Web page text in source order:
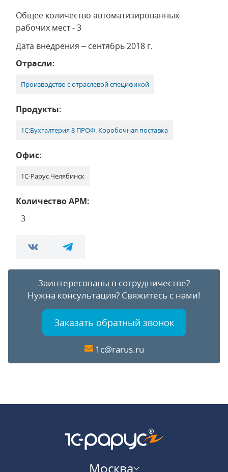
Общее количество автоматизированных
рабочих мест - 3
Дата внедрения – сентябрь 2018 г.
Отрасли:
Производство с отраслевой спецификой
Продукты:
1С:Бухгалтерия 8 ПРОФ. Коробочная поставка
Офис:
1С-Рарус Челябинск
Количество АРМ:
3
Заинтересованы в сотрудничестве?
Нужна консультация? Свяжитесь с нами!
Заказать обратный звонок
1c@rarus.ru
Москва